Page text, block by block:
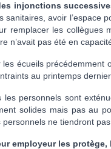
injonctions
avoir l’espace
remplacer les collègues
n’avait pas été en
écueils précédemment
au printemps dernier.
personnels sont
solides mais pas au
ne tiendront
employeur les